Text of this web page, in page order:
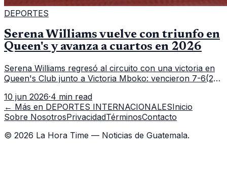
DEPORTES
Serena Williams vuelve con triunfo en
Queen's y avanza a cuartos en 2026
Serena Williams regresó al circuito con una victoria en
Queen's Club junto a Victoria Mboko: vencieron 7-6(2),
meterse en cuartos de final.
10 jun 2026·4 min read
← Más en DEPORTES INTERNACIONALESInicio
Sobre NosotrosPrivacidadTérminosContacto
© 2026 La Hora Time — Noticias de Guatemala.